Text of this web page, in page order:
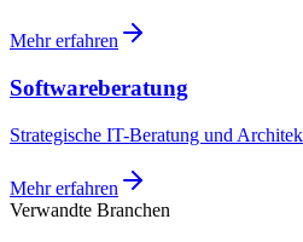
Mehr erfahren
Softwareberatung
Strategische IT-Beratung und
Mehr erfahren
Verwandte Branchen